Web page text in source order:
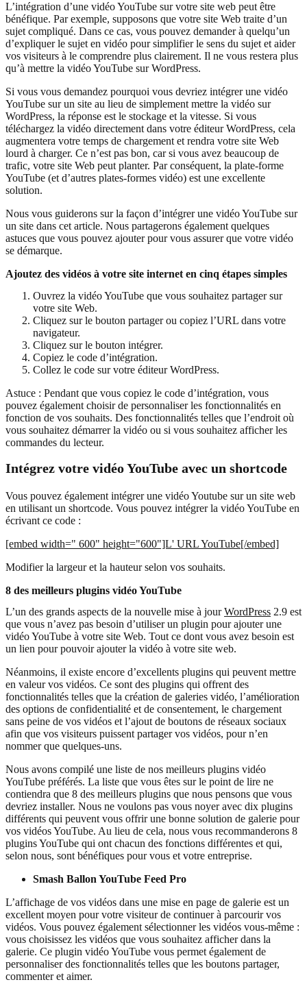
L’intégration d’une vidéo YouTube sur votre site web peut être
bénéfique. Par exemple, supposons que votre site Web traite d’un
sujet compliqué. Dans ce cas, vous pouvez demander à quelqu’un
d’expliquer le sujet en vidéo pour simplifier le sens du sujet et aider
vos visiteurs à le comprendre plus clairement. Il ne vous restera plus
qu’à mettre la vidéo YouTube sur WordPress.
Si vous vous demandez pourquoi vous devriez intégrer une vidéo
YouTube sur un site au lieu de simplement mettre la vidéo sur
WordPress, la réponse est le stockage et la vitesse. Si vous
téléchargez la vidéo directement dans votre éditeur WordPress, cela
augmentera votre temps de chargement et rendra votre site Web
lourd à charger. Ce n’est pas bon, car si vous avez beaucoup de
trafic, votre site Web peut planter. Par conséquent, la plate-forme
YouTube (et d’autres plates-formes vidéo) est une excellente
solution.
Nous vous guiderons sur la façon d’intégrer une vidéo YouTube sur
un site dans cet article. Nous partagerons également quelques
astuces que vous pouvez ajouter pour vous assurer que votre vidéo
se démarque.
Ajoutez des vidéos à votre site internet en cinq étapes simples
Ouvrez la vidéo YouTube que vous souhaitez partager sur
votre site Web.
Cliquez sur le bouton partager ou copiez l’URL dans votre
navigateur.
Cliquez sur le bouton intégrer.
Copiez le code d’intégration.
Collez le code sur votre éditeur WordPress.
Astuce : Pendant que vous copiez le code d’intégration, vous
pouvez également choisir de personnaliser les fonctionnalités en
fonction de vos souhaits. Des fonctionnalités telles que l’endroit où
vous souhaitez démarrer la vidéo ou si vous souhaitez afficher les
commandes du lecteur.
Intégrez votre vidéo YouTube avec un shortcode
Vous pouvez également intégrer une vidéo Youtube sur un site web
en utilisant un shortcode. Vous pouvez intégrer la vidéo YouTube en
écrivant ce code :
[embed width=" 600" height="600"]L' URL YouTube[/embed]
Modifier la largeur et la hauteur selon vos souhaits.
8 des meilleurs plugins vidéo YouTube
L’un des grands aspects de la nouvelle mise à jourWordPress 2.9 est
que vous n’avez pas besoin d’utiliser un plugin pour ajouter une
vidéo YouTube à votre site Web. Tout ce dont vous avez besoin est
un lien pour pouvoir ajouter la vidéo à votre site web.
Néanmoins, il existe encore d’excellents plugins qui peuvent mettre
en valeur vos vidéos. Ce sont des plugins qui offrent des
fonctionnalités telles que la création de galeries vidéo, l’amélioration
des options de confidentialité et de consentement, le chargement
sans peine de vos vidéos et l’ajout de boutons de réseaux sociaux
afin que vos visiteurs puissent partager vos vidéos, pour n’en
nommer que quelques-uns.
Nous avons compilé une liste de nos meilleurs plugins vidéo
YouTube préférés. La liste que vous êtes sur le point de lire ne
contiendra que 8 des meilleurs plugins que nous pensons que vous
devriez installer. Nous ne voulons pas vous noyer avec dix plugins
différents qui peuvent vous offrir une bonne solution de galerie pour
vos vidéos YouTube. Au lieu de cela, nous vous recommanderons 8
plugins YouTube qui ont chacun des fonctions différentes et qui,
selon nous, sont bénéfiques pour vous et votre entreprise.
Smash Ballon YouTube Feed Pro
L’affichage de vos vidéos dans une mise en page de galerie est un
excellent moyen pour votre visiteur de continuer à parcourir vos
vidéos. Vous pouvez également sélectionner les vidéos vous-même :
vous choisissez les vidéos que vous souhaitez afficher dans la
galerie. Ce plugin vidéo YouTube vous permet également de
personnaliser des fonctionnalités telles que les boutons partager,
commenter et aimer.